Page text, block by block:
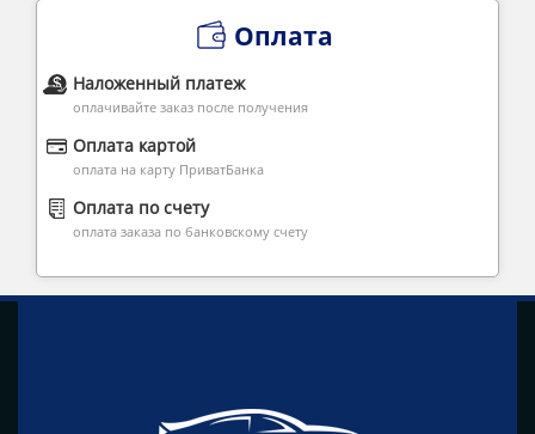
Оплата
Наложенный платеж
оплачивайте заказ после получения
Оплата картой
оплата на карту ПриватБанка
Оплата по счету
оплата заказа по банковскому счету